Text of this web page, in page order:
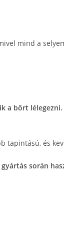
mind a
bőrt lélegezni.
tapintású, és
során